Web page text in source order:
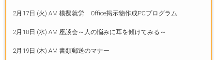
2月17日 (火) AM 模擬就労 Office掲示物作成PCプログラム
2月18日 (水) AM 座談会～人の悩みに耳を傾けてみる～
2月19日 (木) AM 書類郵送のマナー